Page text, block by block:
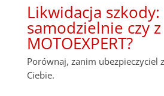
Likwidacja szkody:
samodzielnie czy z
MOTOEXPERT?
Porównaj, zanim ubezpieczyciel
Ciebie.